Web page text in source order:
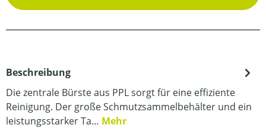
Beschreibung
Die zentrale Bürste aus PPL sorgt für eine effiziente
Reinigung. Der große Schmutzsammelbehälter und ein
leistungsstarker Ta… Mehr